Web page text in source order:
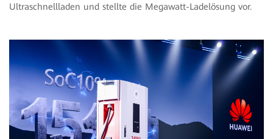
Ultraschnellladen und stellte die Megawatt-Ladelösung vor.